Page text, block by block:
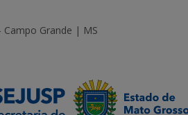
Grande | MS